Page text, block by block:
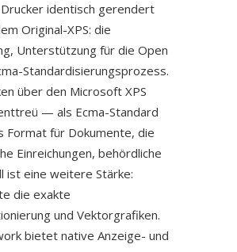
identisch gerendert
Original-XPS: die
Unterstützung für die Open
Standardisierungsprozess.
über den Microsoft XPS
— als Ecma-Standard
für Dokumente, die
Einreichungen, behördliche
ist eine weitere Stärke:
die exakte
und Vektorgrafiken.
bietet native Anzeige- und